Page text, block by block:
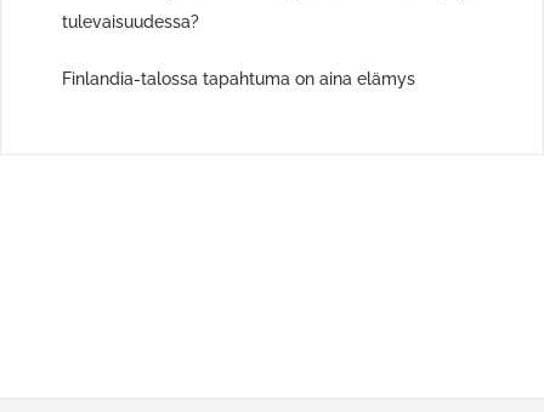
tulevaisuudessa?
Finlandia-talossa tapahtuma on aina elämys